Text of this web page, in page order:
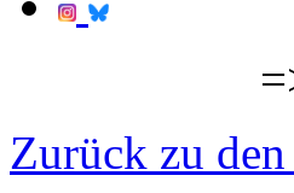
Zurück zu